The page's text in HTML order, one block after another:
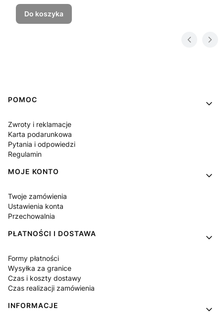
Do koszyka
Linki w stopce
POMOC
Zwroty i reklamacje
Karta podarunkowa
Pytania i odpowiedzi
Regulamin
MOJE KONTO
Twoje zamówienia
Ustawienia konta
Przechowalnia
PŁATNOŚCI I DOSTAWA
Formy płatności
Wysyłka za granice
Czas i koszty dostawy
Czas realizacji zamówienia
INFORMACJE